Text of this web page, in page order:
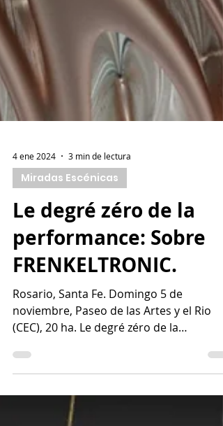
4 ene 2024 3 min de lectura
Le degré zéro de la
performance: Sobre
FRENKELTRONIC.
Rosario, Santa Fe. Domingo 5 de
noviembre, Paseo de las Artes y el Rio
(CEC), 20 ha. Le degré zéro de la